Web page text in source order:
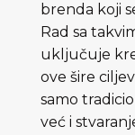
brenda koji
Rad sa
uključuje
ove šire
samo
već i